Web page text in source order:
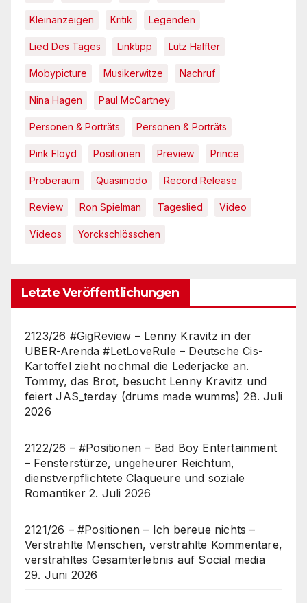
Kleinanzeigen Kritik Legenden
Lied Des Tages Linktipp Lutz Halfter
Mobypicture Musikerwitze Nachruf
Nina Hagen Paul McCartney
Personen & Porträts Personen & Porträts
Pink Floyd Positionen Preview Prince
Proberaum Quasimodo Record Release
Review Ron Spielman Tageslied Video
Videos Yorckschlösschen
Letzte Veröffentlichungen
2123/26 #GigReview – Lenny Kravitz in der
UBER-Arenda #LetLoveRule – Deutsche Cis-
Kartoffel zieht nochmal die Lederjacke an.
Tommy, das Brot, besucht Lenny Kravitz und
feiert JAS_terday (drums made wumms) 28. Juli
2026
2122/26 – #Positionen – Bad Boy Entertainment
– Fensterstürze, ungeheurer Reichtum,
dienstverpflichtete Claqueure und soziale
Romantiker 2. Juli 2026
2121/26 – #Positionen – Ich bereue nichts –
Verstrahlte Menschen, verstrahlte Kommentare,
verstrahltes Gesamterlebnis auf Social media
29. Juni 2026